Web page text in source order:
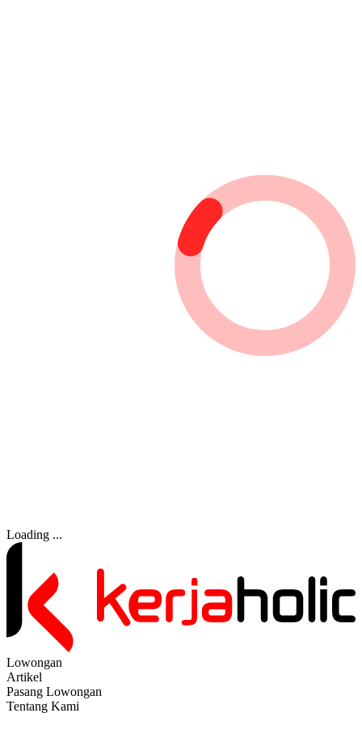
Loading ...
Lowongan
Artikel
Pasang Lowongan
Tentang Kami